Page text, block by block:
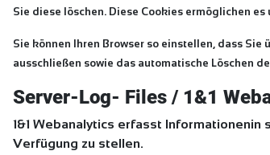
Sie diese löschen. Diese Cookies ermöglichen
Sie können Ihren Browser so einstellen, dass
ausschließen sowie das automatische Löschen
Server-Log- Files / 1&1
1&1 Webanalytics erfasst
Verfügung zu stellen.